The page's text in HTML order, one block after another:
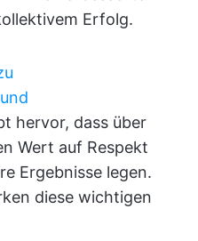
Erfolg.
hervor, dass über
Wert auf Respekt
Ergebnisse legen.
diese wichtigen